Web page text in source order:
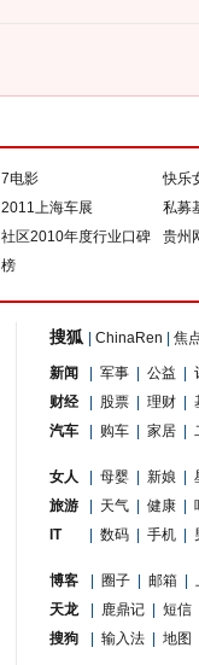
7电影
快乐
2011上海车展
私募
社区2010年度行业口碑
榜
贵州
搜狐 ChinaRen 焦
新闻 军事 公益
财经
股票 理财
汽车
购车 家居
女人 母婴 新娘
旅游
天气 健康
IT
数码 手机
博客 圈子 邮箱
天龙
鹿鼎记
短信
搜狗
输入法 地图